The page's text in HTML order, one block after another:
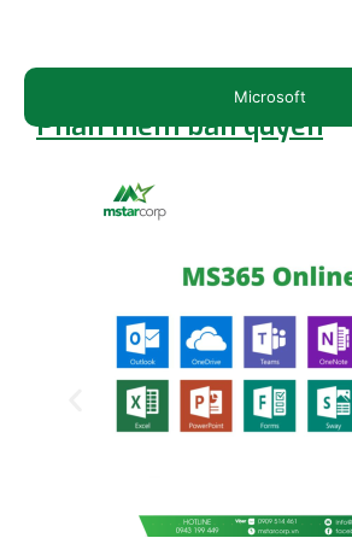
Phần mềm bản quyền
Microsoft